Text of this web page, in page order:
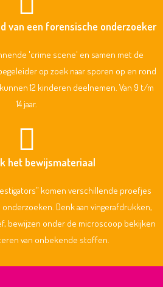
van een forensische onderzoeker
'crime scene' en samen met de
op zoek naar sporen op en rond
12 kinderen deelnemen. Van 9 t/m
14 jaar.
het bewijsmateriaal
komen verschillende proefjes
Denk aan vingerafdrukken,
bewijzen onder de microscoop bekijken
van onbekende stoffen.